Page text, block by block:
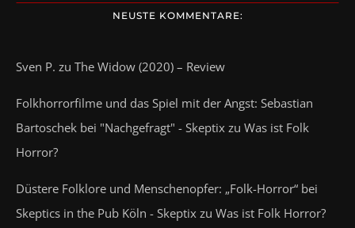
NEUSTE KOMMENTARE:
Sven P. zu The Widow (2020) – Review
Folkhorrorfilme und das Spiel mit der Angst: Sebastian
Bartoschek bei "Nachgefragt" - Skeptix zu Was ist Folk
Horror?
Düstere Folklore und Menschenopfer: „Folk-Horror“ bei
Skeptics in the Pub Köln - Skeptix zu Was ist Folk Horror?